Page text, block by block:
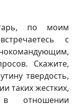
по моим
с
Скажите,
твердость,
таких жестких,
отношении